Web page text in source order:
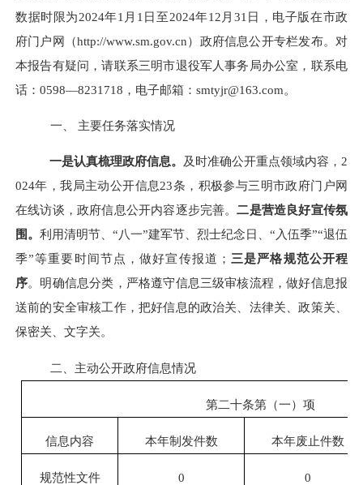
数据时限为2024年1月1日至2024年12月31日，电子版在市政
府门户网（http://www.sm.gov.cn）政府信息公开专栏发布。对
本报告有疑问，请联系三明市退役军人事务局办公室，联系电
话：0598—8231718，电子邮箱：smtyjr@163.com。
一、 主要任务落实情况
一是认真梳理政府信息。 及时准确公开重点领域内容，2
024年，我局主动公开信息23条，积极参与三明市政府门户网
在线访谈，政府信息公开内容逐步完善。二是营造良好宣传氛
围。 利用清明节、 “八一”建军节、烈士纪念日、“入伍季”“退伍
季”等重要时间节点，做好宣传报道； 三是严格规范公开程
序。 明确信息分类，严格遵守信息三级审核流程，做好信息报
送前的安全审核工作，把好信息的政治关、法律关、政策关、
保密关、文字关。
二、主动公开政府信息情况
第二十条第（一）项
信息内容 本年制发件数 本年废止件数
规范性文件 0 0